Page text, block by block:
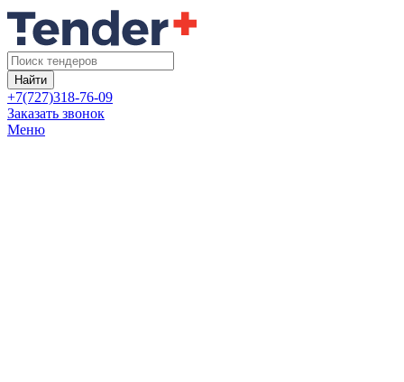
Найти
+7(727)318-76-09
Заказать звонок
Меню